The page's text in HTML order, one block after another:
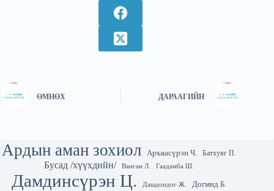
ӨМНӨХ ДАРААГИЙН
Ардын аман зохиол Аръяасүрэн Ч. Батхуяг П.
Бусад /хүүхдийн/ Ванган Л. Гаадамба Ш.
Дамдинсүрэн Ц. Дашдондог Ж.
Догмид Б.